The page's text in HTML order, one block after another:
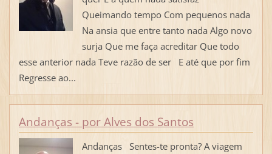
Queimando tempo Com pequenos nada
Na ansia que entre tanto nada Algo novo
surja Que me faça acreditar Que todo
esse anterior nada Teve razão de ser E até que por fim
Regresse ao...
Andanças - por Alves dos Santos
Andanças Sentes-te pronta? A viagem